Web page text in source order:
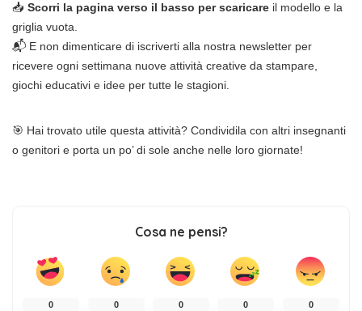
📥 Scorri la pagina verso il basso per scaricare il modello e la
griglia vuota.
📬 E non dimenticare di iscriverti alla nostra newsletter per
ricevere ogni settimana nuove attività creative da stampare,
giochi educativi e idee per tutte le stagioni.
🎯 Hai trovato utile questa attività? Condividila con altri insegnanti
o genitori e porta un po’ di sole anche nelle loro giornate!
Cosa ne pensi?
0 0 0 0 0